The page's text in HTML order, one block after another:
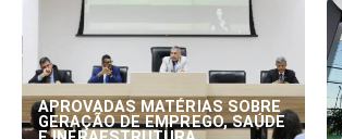
APROVADAS MATÉRIAS SOBRE
GERAÇÃO DE EMPREGO, SAÚDE